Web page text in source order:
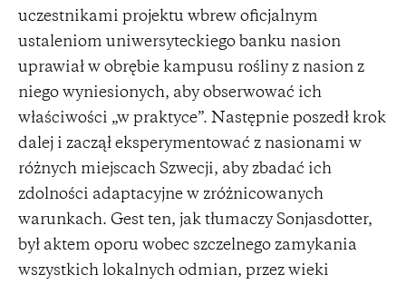
uczestnikami projektu wbrew oficjalnym
ustaleniom uniwersyteckiego banku nasion
uprawiał w obrębie kampusu rośliny z nasion z
niego wyniesionych, aby obserwować ich
właściwości „w praktyce”. Następnie poszedł krok
dalej i zaczął eksperymentować z nasionami w
różnych miejscach Szwecji, aby zbadać ich
zdolności adaptacyjne w zróżnicowanych
warunkach. Gest ten, jak tłumaczy Sonjasdotter,
był aktem oporu wobec szczelnego zamykania
wszystkich lokalnych odmian, przez wieki